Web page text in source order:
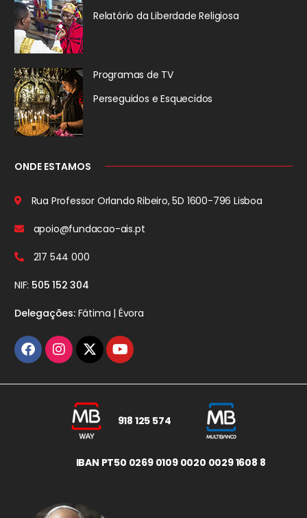
Relatório da Liberdade Religiosa
Programas de TV
Perseguidos e Esquecidos
ONDE ESTAMOS
Rua Professor Orlando Ribeiro, 5D 1600-796 Lisboa
apoio@fundacao-ais.pt
217 544 000
NIF: 505 152 304
Delegações:Fátima | Évora
918 125 574
IBAN PT50 0269 0109 0020 0029 1608 8